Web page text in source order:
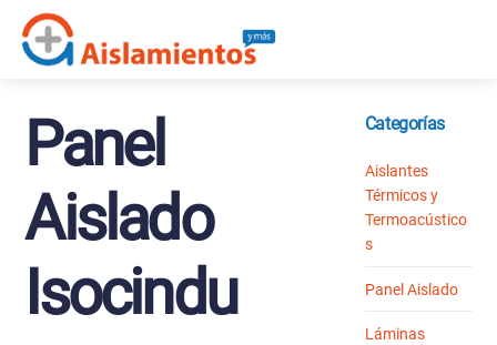
content
Panel
Aislado
Isocindu
Categorías
Aislantes
Térmicos y
Termoacústico
s
Panel Aislado
Láminas